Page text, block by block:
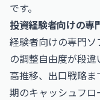
です。
投資経験者向けの専
経験者向けの専門
の調整自由度が段
高推移、出口戦略
期のキャッシュフロ